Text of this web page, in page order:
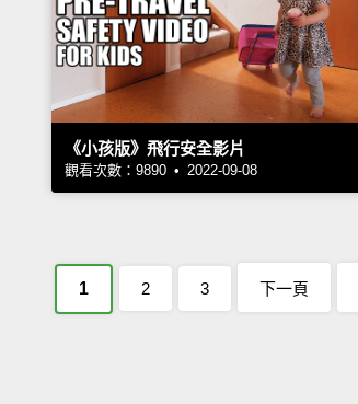
《小孩版》飛行安全影片
觀看次數：9890 • 2022-09-08
1 2 3 下一頁